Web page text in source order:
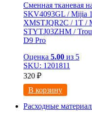
Сменная тканевая
SKV4093GL / Mijia
XMSTJQR2C / 1T /
STYTJ03ZHM /
D9 Pro
Оценка 5.00 из 5
SKU: 1201811
320 ₽
В корзину
Расходные